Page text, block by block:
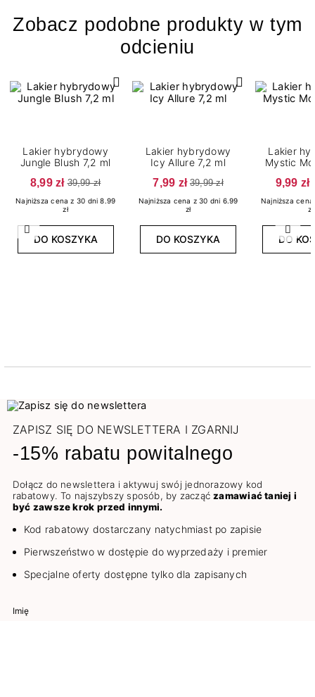
Zobacz podobne produkty w tym
odcieniu
Poprzedni
Lakier hybrydowy
Jungle Blush 7,2 ml
8,99 zł 39,99 zł
Najniższa cena z 30 dni 8.99
zł
DO KOSZYKA
Lakier hybrydowy
Icy Allure 7,2 ml
7,99 zł 39,99 zł
Najniższa cena z 30 dni 6.99
zł
DO KOSZYKA
Lakier
Mystic
9,99 zł
Najniższa
zł
DO
ZAPISZ SIĘ DO NEWSLETTERA I ZGARNIJ
-15% rabatu powitalnego
Dołącz do newslettera i aktywuj swój jednorazowy kod
rabatowy. To najszybszy sposób, by zacząćzamawiać taniej i
być zawsze krok przed innymi.
Kod rabatowy dostarczany natychmiast po zapisie
Pierwszeństwo w dostępie do wyprzedaży i premier
Specjalne oferty dostępne tylko dla zapisanych